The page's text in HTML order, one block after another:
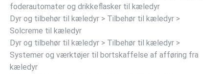
foderautomater og drikkeflasker til kæledyr
Dyr og tilbehør til kæledyr > Tilbehør til kæledyr >
Solcreme til kæledyr
Dyr og tilbehør til kæledyr > Tilbehør til kæledyr >
Systemer og værktøjer til bortskaffelse af afføring fra
kæledyr